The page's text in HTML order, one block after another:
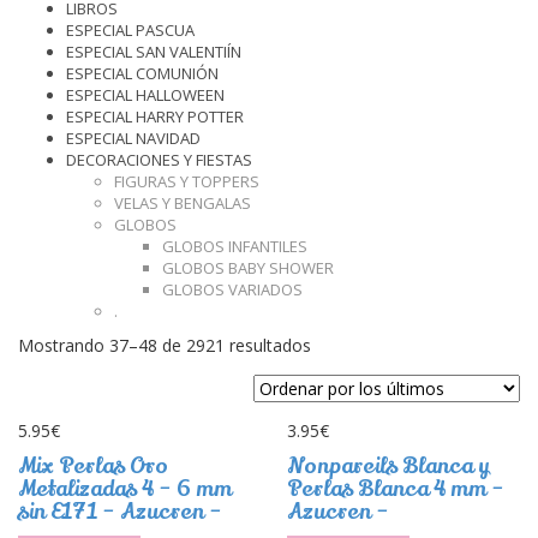
LIBROS
ESPECIAL PASCUA
ESPECIAL SAN VALENTIÍN
ESPECIAL COMUNIÓN
ESPECIAL HALLOWEEN
ESPECIAL HARRY POTTER
ESPECIAL NAVIDAD
DECORACIONES Y FIESTAS
FIGURAS Y TOPPERS
VELAS Y BENGALAS
GLOBOS
GLOBOS INFANTILES
GLOBOS BABY SHOWER
GLOBOS VARIADOS
.
Mostrando 37–48 de 2921 resultados
los
5.95€
Mix Perlas Oro
Metalizadas 4 – 6 mm
sin E171 – Azucren –
3.95€
Nonpareils Blanca y
Perlas Blanca 4 mm –
Azucren –